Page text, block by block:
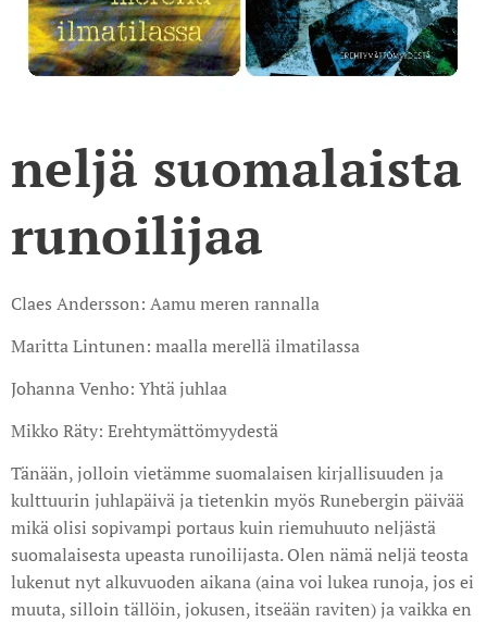
neljä suomalaista
runoilijaa
Claes Andersson: Aamu meren rannalla
Maritta Lintunen: maalla merellä ilmatilassa
Johanna Venho: Yhtä juhlaa
Mikko Räty: Erehtymättömyydestä
Tänään, jolloin vietämme suomalaisen kirjallisuuden ja
kulttuurin juhlapäivä ja tietenkin myös Runebergin päivää
mikä olisi sopivampi portaus kuin riemuhuuto neljästä
suomalaisesta upeasta runoilijasta. Olen nämä neljä teosta
lukenut nyt alkuvuoden aikana (aina voi lukea runoja, jos ei
muuta, silloin tällöin, jokusen, itseään raviten) ja vaikka en